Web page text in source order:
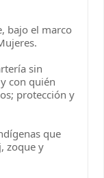
bajo el marco
sin
con quién
protección y
que
zoque y